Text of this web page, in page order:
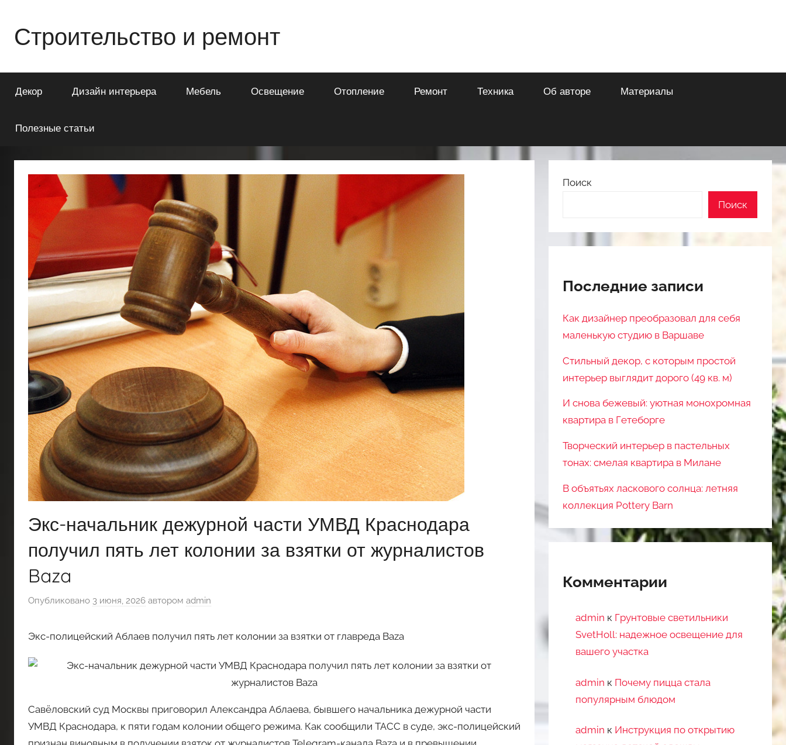
содержимому
Строительство и ремонт
о
строительстве
Декор Дизайн интерьера Мебель Освещение Отопление Ремонт Техника Об авторе Материалы
Полезные статьи
Экс-начальник дежурной части УМВД Краснодара
получил пять лет колонии за взятки от журналистов
Baza
Опубликовано 3 июня, 2026 автором admin
Экс-полицейский Аблаев получил пять лет колонии за взятки от главреда Baza
Савёловский суд Москвы приговорил Александра Аблаева, бывшего начальника дежурной части
УМВД Краснодара, к пяти годам колонии общего режима. Как сообщили ТАСС в суде, экс-полицейский
Поиск
Поиск
Последние записи
Как дизайнер преобразовал для себя
маленькую студию в Варшаве
Стильный декор, с которым простой
интерьер выглядит дорого (49 кв. м)
И снова бежевый: уютная монохромная
квартира в Гетеборге
Творческий интерьер в пастельных
тонах: смелая квартира в Милане
В объятьях ласкового солнца: летняя
коллекция Pottery Barn
Комментарии
admin к Грунтовые светильники
SvetHoll: надежное освещение для
вашего участка
admin к Почему пицца стала
популярным блюдом
admin к Инструкция по открытию